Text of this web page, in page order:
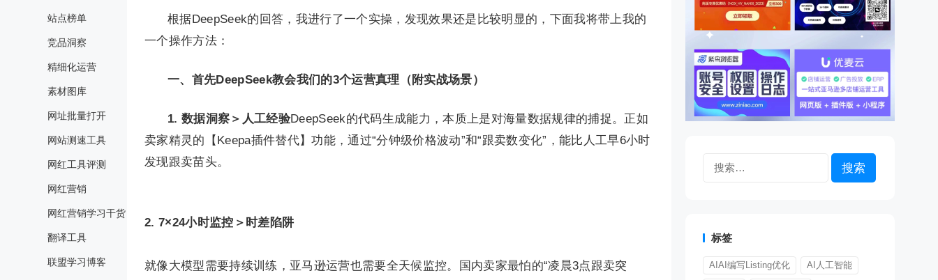
站点榜单
竞品洞察
精细化运营
素材图库
网址批量打开
网站测速工具
网红工具评测
网红营销
网红营销学习干货
翻译工具
联盟学习博客
根据DeepSeek的回答，我进行了一个实操，发现效果还是比较明显的，下面我将带上我的
一个操作方法：
一、首先DeepSeek教会我们的3个运营真理（附实战场景）
1. 数据洞察＞人工经验DeepSeek的代码生成能力，本质上是对海量数据规律的捕捉。正如
卖家精灵的【Keepa插件替代】功能，通过“分钟级价格波动”和“跟卖数变化”，能比人工早6小时
发现跟卖苗头。
2. 7×24小时监控＞时差陷阱
就像大模型需要持续训练，亚马逊运营也需要全天候监控。国内卖家最怕的“凌晨3点跟卖突
标签
AIAI编写Listing优化 AI人工智能